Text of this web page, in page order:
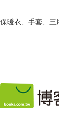
保暖衣、手套、三